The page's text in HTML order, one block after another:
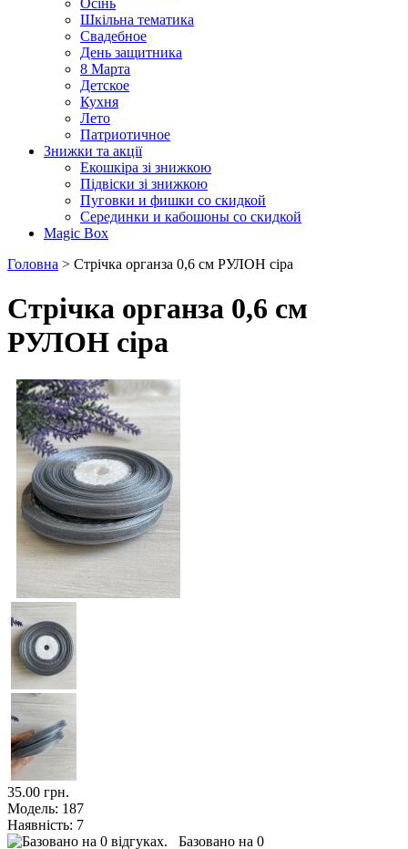
Осінь
Шкільна тематика
Свадебное
День защитника
8 Марта
Детское
Кухня
Лето
Патриотичное
Знижки та акції
Екошкіра зі знижкою
Підвіски зі знижкою
Пуговки и фишки со скидкой
Серединки и кабошоны со скидкой
Magic Box
Головна > Стрічка органза 0,6 см РУЛОН сіра
Стрічка органза 0,6 см
РУЛОН сіра
35.00 грн.
Модель: 187
Наявність: 7
Базовано на 0